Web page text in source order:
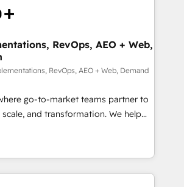
装・定着までPMOとして主導。「設
理を実行します。 ▸ CMS戦略設
獲得・CVR・SEOを前提にした情報設
ンプレート設計をContent Hubで一体
・MAからの移行支援：Salesforce・
等からの移行、カスタム設計、履歴
設計まで。 ▸ AEO対応：ChatGPT・
なぜ100incを選ぶの
Eliteパートナー認定 ✓ HubSpotアワ
リーダー ✓ ISO27001:2022 /
powered by Globalia’s
adoption. 📈 Revenue
via Point Success Media. -
of Breeze AI and custom agents
- 8 platform
deep HIPAA-compliance
RevOps, AEO + Web,
RevOps, AEO + Web, Demand
go-to-market teams partner to
and transformation. We help
HubSpot’s AI-powered
and operationalize HubSpot’s
framework through expert-led
agents, and purpose-built apps,